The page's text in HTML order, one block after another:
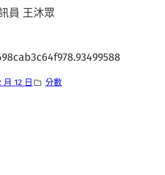
員 王沐眾
月 12 日 分數